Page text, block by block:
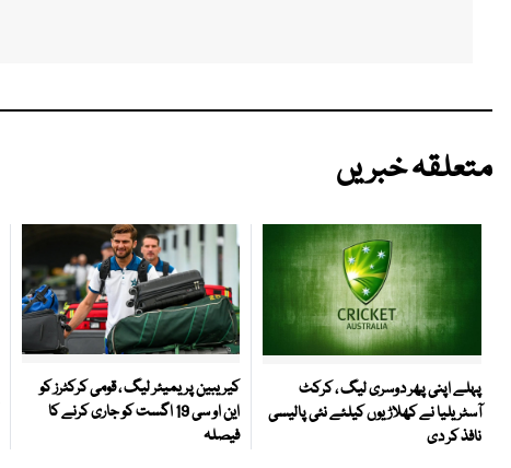
متعلقہ خبریں
پہلے اپنی پھر دوسری لیگ ، کرکٹ
آسٹریلیا نے کھلاڑیوں کیلئے نئی پالیسی
نافذ کر دی
کیریبین پریمیئر لیگ ، قومی کرکٹرز کو
این او سی 19 اگست کو جاری کرنے کا
فیصلہ